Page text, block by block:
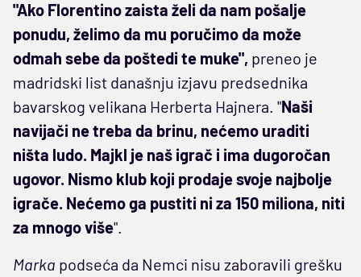
"Ako Florentino zaista želi da nam pošalje
ponudu, želimo da mu poručimo da može
odmah sebe da poštedi te muke", preneo je
madridski list današnju izjavu predsednika
bavarskog velikana Herberta Hajnera. "Naši
navijači ne treba da brinu, nećemo uraditi
ništa ludo. Majkl je naš igrač i ima dugoročan
ugovor. Nismo klub koji prodaje svoje najbolje
igrače. Nećemo ga pustiti ni za 150 miliona, niti
za mnogo više".
Marka podseća da Nemci nisu zaboravili grešku